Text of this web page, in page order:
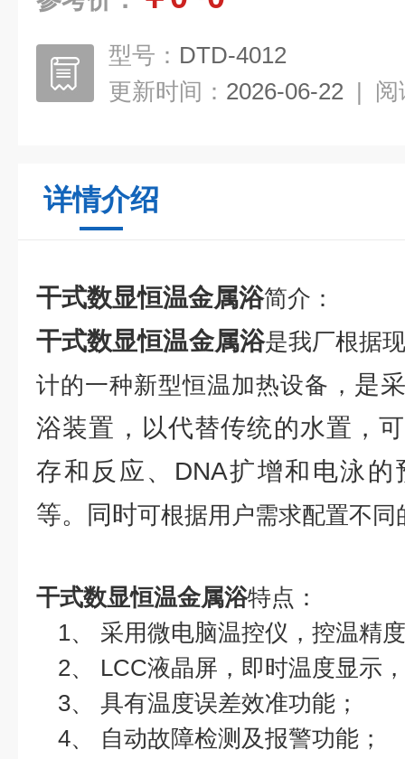
型号： DTD-4012
更新时间： 2026-06-22 | 阅
详情介绍
干式数显恒温金属浴简介：
干式数显恒温金属浴是我厂根据
计的一种新型恒温加热设备， 是
浴装置，以代替传统的水置，
存和反应、DNA扩增和电泳
等。同时可根据用户需求配置不同
干式数显恒温金属浴特点：
1、 采用微电脑温控仪，控温精
2、 LCC液晶屏，即时温度显示
3、 具有温度误差效准功能；
4、 自动故障检测及报警功能；